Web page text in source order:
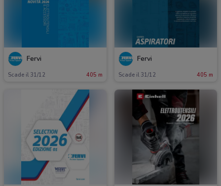
Fervi
Scade il 31/12 405 m
Fervi
Scade il 31/12 405 m